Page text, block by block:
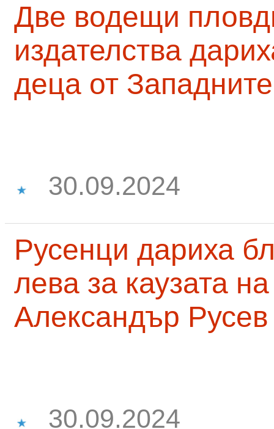
Две водещи
издателства
деца от
30.09.2024
Русенци дариха
лева за каузата
Александър Русев
30.09.2024